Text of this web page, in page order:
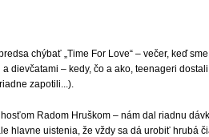
chýbať „Time For Love“ – večer, keď
dievčatami – kedy, čo a ako, teenageri
zapotili...).
Radom Hruškom – nám dal riadnu
hlavne uistenia, že vždy sa dá urobiť hrubá